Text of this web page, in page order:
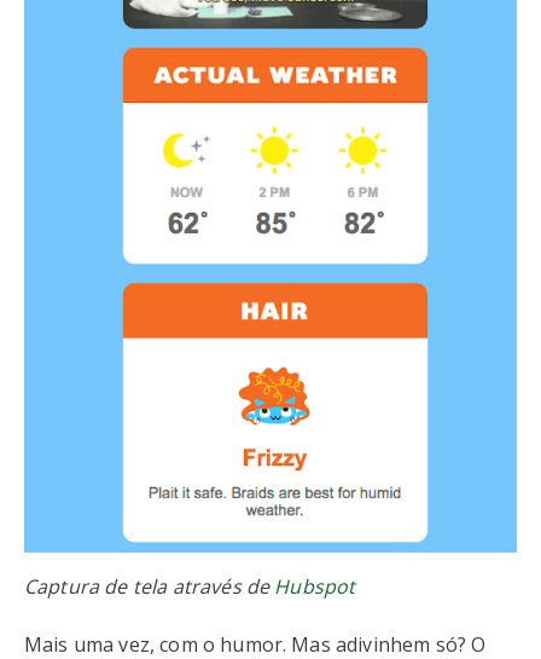
Captura de tela através deHubspot
Mais uma vez, com o humor. Mas adivinhem só? O